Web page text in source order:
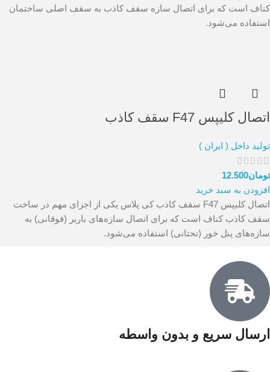
کناف است که برای اتصال سازه سقف کاذب به سقف اصلی ساختمان
استفاده می‌شود.
اتصال کلیپس F47 سقف کاذب
تولید داخل ( ایران )
تومان12.500
افزودن به سبد خرید
اتصال کلیپس F47 سقف کاذب کی پلاس یکی از اجزای مهم در ساخت
سقف کاذب کناف است که برای اتصال سازه‌های باربر (فوقانی) به
سازه‌های پنل خور (تحتانی) استفاده می‌شود.
ارسال سریع و بدون واسطه